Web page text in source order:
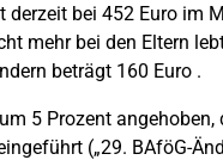
bei 452 Euro im
mehr bei den Eltern
beträgt 160 Euro .
5 Prozent
(„29. BAföG-